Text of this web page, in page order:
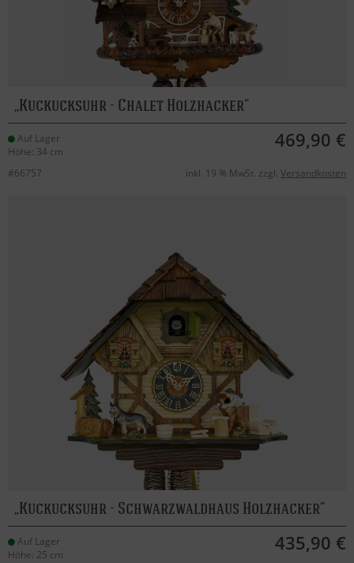
Kuckucksuhr - Chalet Holzhacker
Auf Lager
Höhe: 34 cm
469,90 €
#66757 inkl. 19 % MwSt. zzgl. Versandkosten
Kuckucksuhr - Schwarzwaldhaus Holzhacker
Auf Lager
Höhe: 25 cm
435,90 €